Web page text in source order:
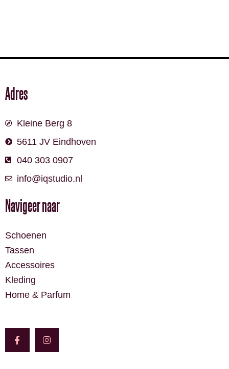
Adres
Kleine Berg 8
5611 JV Eindhoven
040 303 0907
info@iqstudio.nl
Navigeer naar
Schoenen
Tassen
Accessoires
Kleding
Home & Parfum
c
e
b
t
a